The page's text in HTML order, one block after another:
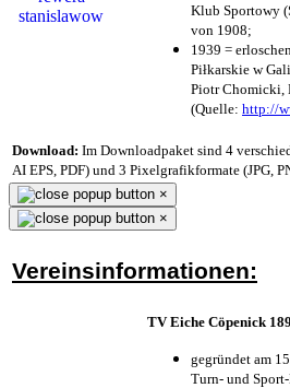
Klub Sportowy
von 1908;
1939 =
Piłkarskie w
Piotr Chomicki,
(Quelle: http://
Download: Im Downloadpaket sind 4
AI EPS, PDF) und 3 Pixelgrafikformate (JPG,
×
×
Vereinsinformationen:
TV Eiche Cöpenick
gegründet am
Turn- und